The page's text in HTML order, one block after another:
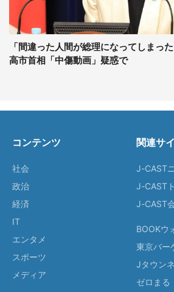
「間違った人間が総理になってしまっ
高市首相「中傷動画」疑惑で
コンテンツ
社会
政治
経済
IT
エンタメ
スポーツ
メディア
関連サ
J-CAST
J-CAST
J-CAST
BOOKウ
東京バー
Jタウン
ゼロまる